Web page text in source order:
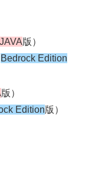
JAVA版）
Bedrock Edition
版）
Edition版）